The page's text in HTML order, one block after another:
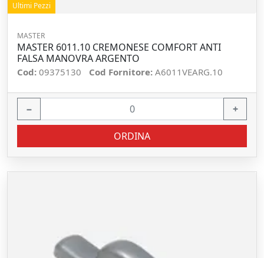
Ultimi Pezzi
MASTER
MASTER 6011.10 CREMONESE COMFORT ANTI
FALSA MANOVRA ARGENTO
Cod: 09375130 Cod Fornitore: A6011VEARG.10
− +
ORDINA